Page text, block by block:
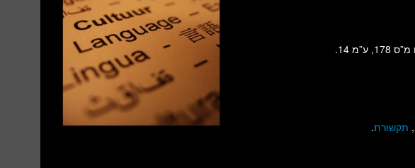
14.
, תקשורת.